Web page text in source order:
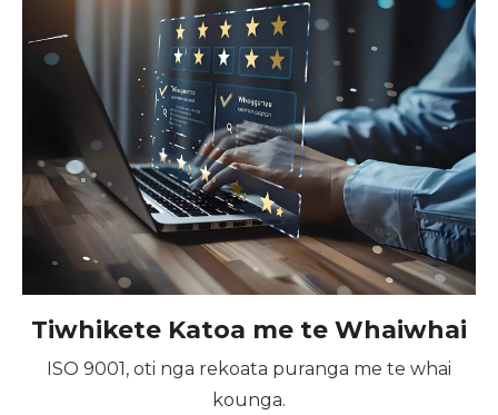
Tiwhikete Katoa me te Whaiwhai
ISO 9001, oti nga rekoata puranga me te whai
kounga.